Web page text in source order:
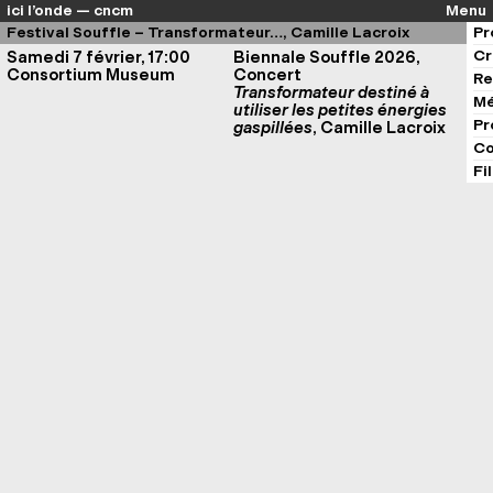
ici l’onde — cncm
Menu
Festival Souffle – Transformateur…, Camille Lacroix
Samedi 7 février, 17:00
Consortium Museum
Biennale Souffle 2026,
Concert
Transformateur destiné à
utiliser les petites énergies
gaspillées, Camille Lacroix